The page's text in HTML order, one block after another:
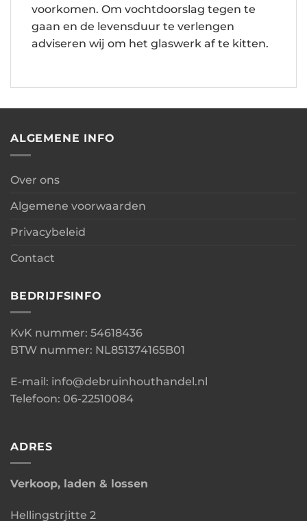
voorkomen. Om vochtdoorslag tegen te
gaan en de levensduur te verlengen
adviseren wij om het glaswerk af te kitten.
ALGEMENE INFO
Over ons
Algemene voorwaarden
Privacybeleid
Contact
BEDRIJFSINFO
KvK nummer: 54618436
BTW nummer: NL851374165B01
E-mail: info@debruinhouthandel.nl
Telefoon: 06-22510084
ADRES
Verkoop, laden & lossen
Hellingstrjitte 2